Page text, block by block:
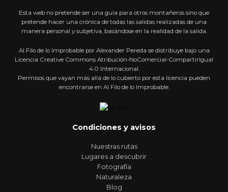
Esta web no pretende ser una guía para otros montañeros sino que
pretende hacer una crónica de todas las salidas realizadas de una
manera personal y subjetiva, basándose en la realidad de la salida.
Al Filo de lo Improbable por Alexander Pereda se distribuye bajo una
Licencia Creative Commons Atribución-NoComercial-CompartirIgual
4.0 Internacional.
Permisos que vayan más allá de lo cubierto por esta licencia pueden
encontrarse en Al Filo de lo Improbable.
Condiciones y avisos
Nuestras rutas
Lugares a descubrir
Fotografía
Naturaleza
Blog